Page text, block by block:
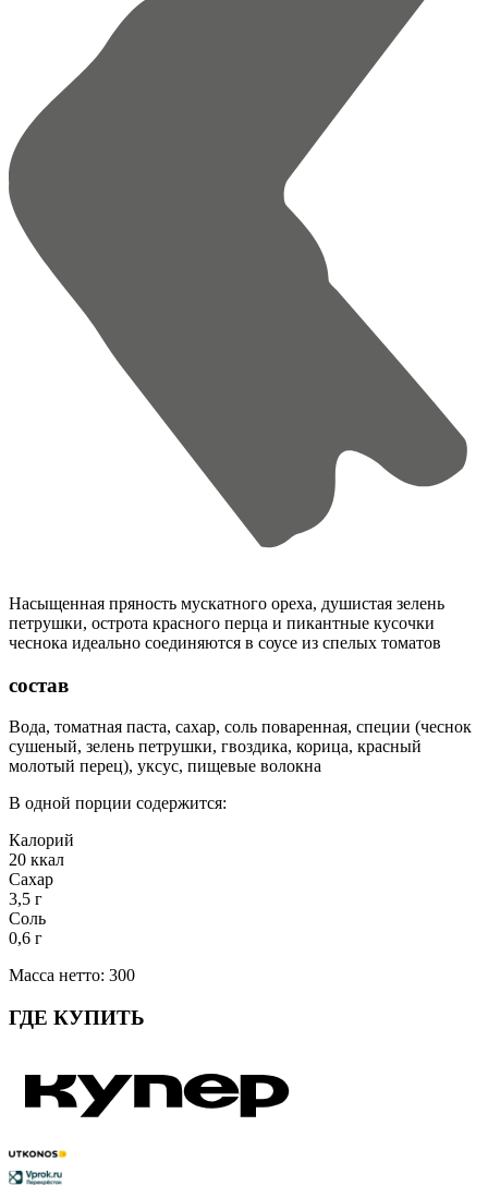
Насыщенная пряность мускатного ореха, душистая зелень
петрушки, острота красного перца и пикантные кусочки
чеснока идеально соединяются в соусе из спелых томатов
состав
Вода, томатная паста, сахар, соль поваренная, специи (чеснок
сушеный, зелень петрушки, гвоздика, корица, красный
молотый перец), уксус, пищевые волокна
В одной порции содержится:
Калорий
20 ккал
Сахар
3,5 г
Соль
0,6 г
Масса нетто: 300
ГДЕ КУПИТЬ